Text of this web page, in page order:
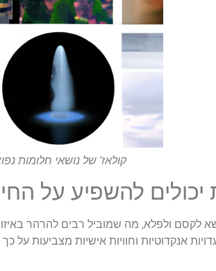
קולאז' של נושאי חלומות
להשפיע על
לקסם ולפלא, מה שמוביל רבים להרהר
אנקדוטיות וחוויות אישיות מצביעות